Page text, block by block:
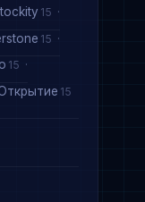
15
15
15
15